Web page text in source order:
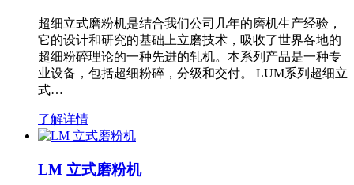
超细立式磨粉机是结合我们公司几年的磨机生产经验，
它的设计和研究的基础上立磨技术，吸收了世界各地的
超细粉碎理论的一种先进的轧机。本系列产品是一种专
业设备，包括超细粉碎，分级和交付。 LUM系列超细立
式…
了解详情
LM 立式磨粉机